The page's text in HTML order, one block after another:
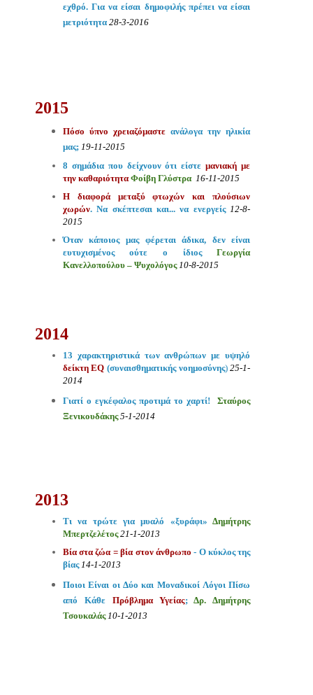
εχθρό. Για να είσαι δημοφιλής πρέπει να είσαι
μετριότητα 28-3-2016
2015
Πόσο ύπνο χρειαζόμαστεανάλογα την ηλικία
μας; 19-11-2015
8 σημάδια που δείχνουν ότι είστεμανιακή με
την καθαριότητα Φοίβη Γλύστρα 16-11-2015
Η διαφορά μεταξύ φτωχών και πλούσιων
χωρών. Να σκέπτεσαι και... να ενεργείς12-8-
2015
Όταν κάποιος μας φέρεται άδικα, δεν είναι
ευτυχισμένος ούτε ο ίδιοςΓεωργία
Κανελλοπούλου – Ψυχολόγος 10-8-2015
2014
13 χαρακτηριστικά των ανθρώπων με υψηλό
δείκτη EQ (συναισθηματικής νοημοσύνης)25-1-
2014
Γιατί ο εγκέφαλος προτιμά το χαρτί!
Σταύρος
Ξενικουδάκης5-1-2014
2013
Τι να τρώτε για μυαλό «ξυράφι»Δημήτρης
Μπερτζελέτος 21-1-2013
Βία στα ζώα = βία στον άνθρωπο - Ο κύκλος της
βίας 14-1-2013
Ποιοι Είναι οι Δύο και Μοναδικοί Λόγοι Πίσω
από Κάθε Πρόβλημα Υγείας;Δρ. Δημήτρης
Τσουκαλάς 10-1-2013